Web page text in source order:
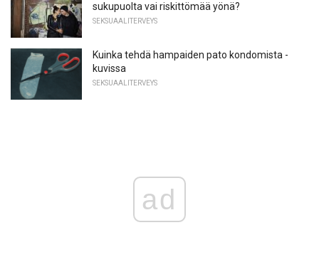
sukupuolta vai riskittömää yönä?
SEKSUAALITERVEYS
Kuinka tehdä hampaiden pato kondomista -
kuvissa
SEKSUAALITERVEYS
ad